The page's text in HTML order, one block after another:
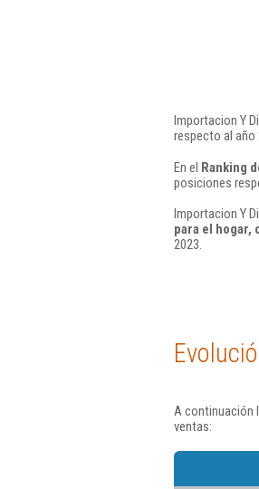
Importacion Y
respecto al año
En el Ranking
posiciones
Importacion Y
para el
2023.
A continuación
ventas: